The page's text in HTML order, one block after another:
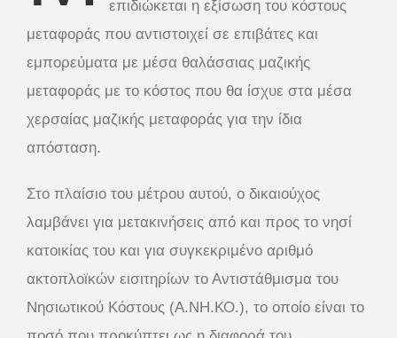
επιδιώκεται η εξίσωση του κόστους
μεταφοράς που αντιστοιχεί σε επιβάτες και
εμπορεύματα με μέσα θαλάσσιας μαζικής
μεταφοράς με το κόστος που θα ίσχυε στα μέσα
χερσαίας μαζικής μεταφοράς για την ίδια
απόσταση.
Στο πλαίσιο του μέτρου αυτού, ο δικαιούχος
λαμβάνει για μετακινήσεις από και προς το νησί
κατοικίας του και για συγκεκριμένο αριθμό
ακτοπλοϊκών εισιτηρίων το Αντιστάθμισμα του
Νησιωτικού Κόστους (Α.ΝΗ.ΚΟ.), το οποίο είναι το